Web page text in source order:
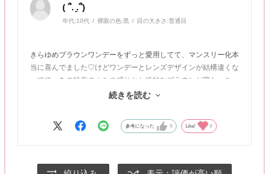
( ՞. ̫.՞)
年代:10代 裸眼の色:黒 目の大きさ:普通目
きらゆめブラウンワンデーをずっと愛用してて、マンスリー化本
当に喜んでました♡けどワンデーとレンズデザインが結構違くな
ってて、あの特有のふちの感じとか絶妙なブラウンが変わっちゃ
ってて悲しいです( ᐪ꒳​ᐪ )可愛いは可愛いから一ヶ月は使うけど、
続きを読む
参考になった 0 Like! 0